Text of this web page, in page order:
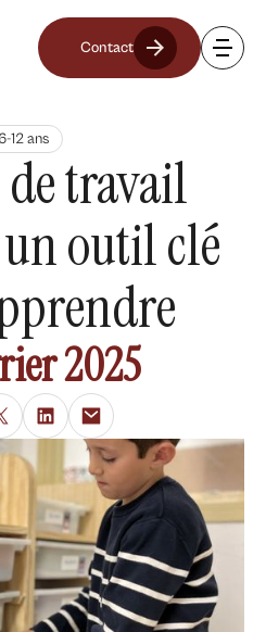
Contact
6-12 ans
travail
outil clé
2025